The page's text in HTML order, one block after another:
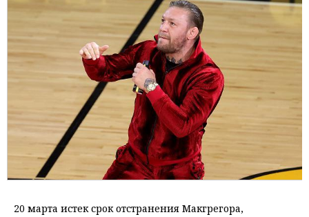
20 марта истек срок отстранения Макгрегора,